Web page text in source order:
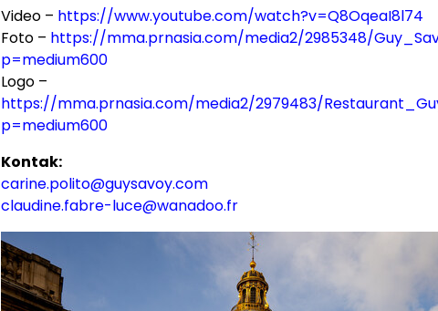
Video – https://www.youtube.com/watch?v=Q8OqeaI8l74
Foto – https://mma.prnasia.com/media2/2985348/
p=medium600
Logo –
https://mma.prnasia.com/media2/2979483/
p=medium600
Kontak:
carine.polito@guysavoy.com
claudine.fabre-luce@wanadoo.fr